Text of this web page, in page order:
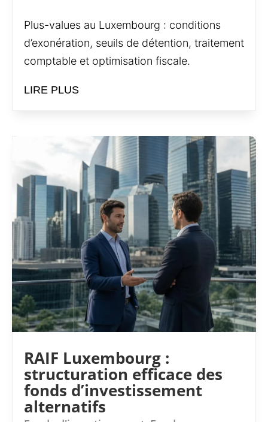
Plus-values au Luxembourg : conditions
d’exonération, seuils de détention, traitement
comptable et optimisation fiscale.
LIRE PLUS
RAIF Luxembourg :
structuration efficace des
fonds d’investissement
alternatifs